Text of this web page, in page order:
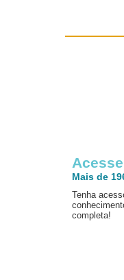
Mais de
Tenha
completa!